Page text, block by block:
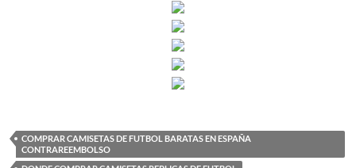
COMPRAR CAMISETAS DE FUTBOL BARATAS EN ESPAÑA
CONTRAREEMBOLSO